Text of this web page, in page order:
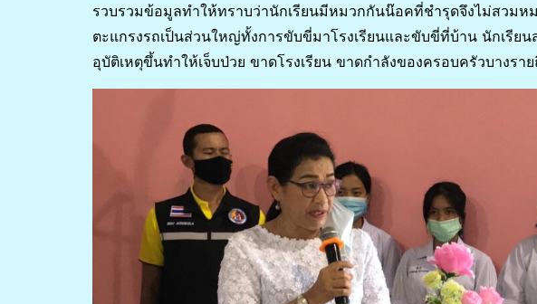
รวบรวมข้อมูลทำให้ทราบว่านักเรียนมีหมวกกันน๊อคที่ชำรุดจึงไม่สวม
ตะแกรงรถเป็นส่วนใหญ่ทั้งการขับขี่มาโรงเรียนและขับขี่ที่บ้าน นักเรีย
อุบัติเหตุขึ้นทำให้เจ็บป่วย ขาดโรงเรียน ขาดกำลังของครอบครัวบางรา